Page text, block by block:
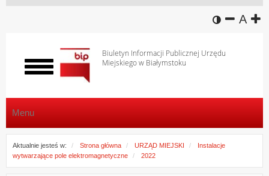
wersja
A
Biuletyn Informacji Publicznej Urzędu
Miejskiego w Białymstoku
Włącz
menu
Menu
Aktualnie jesteś w: Strona główna URZĄD MIEJSKI
Instalacje
wytwarzające pole elektromagnetyczne
2022